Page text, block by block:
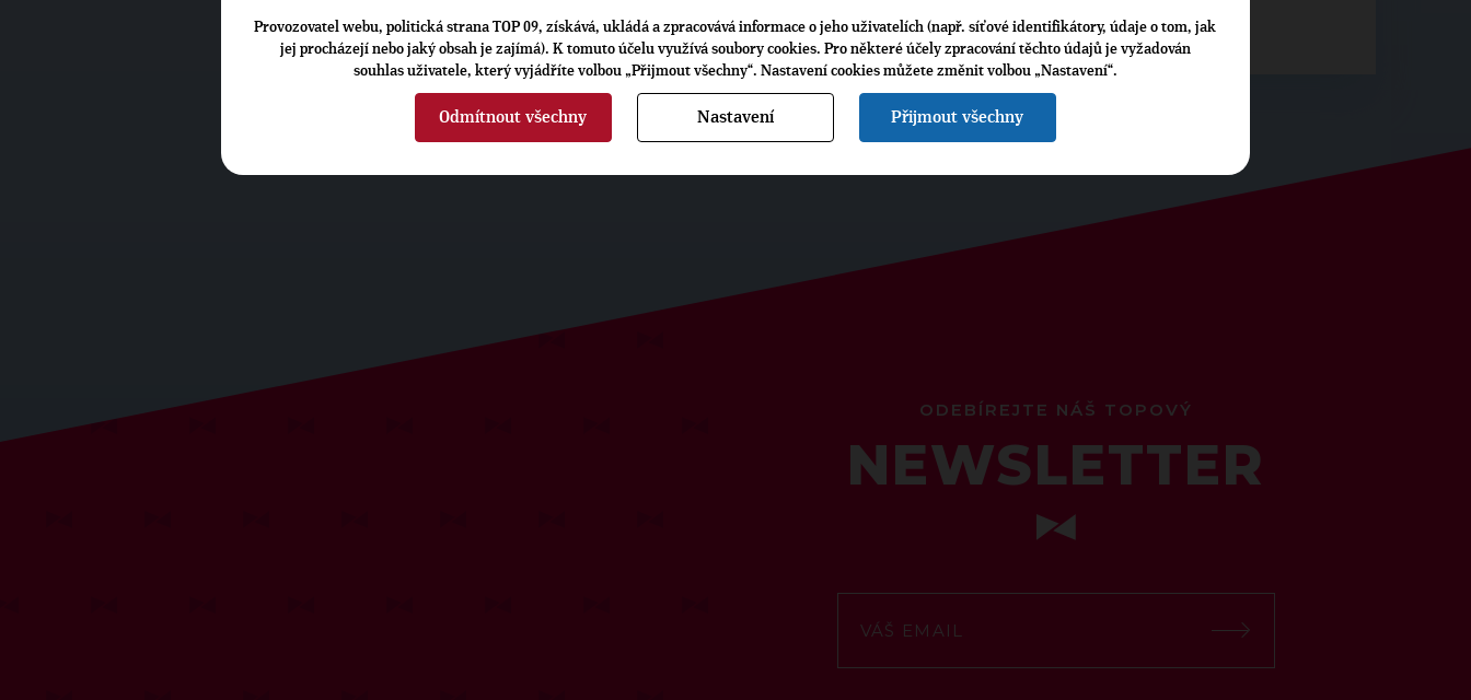
ODEBÍREJTE NÁŠ TOPOVÝ
NEWSLETTER
Provozovatel webu, politická strana TOP 09, získává, ukládá a zpracovává informace o jeho uživatelích (např. síťové identifikátory, údaje o tom, jak
jej procházejí nebo jaký obsah je zajímá). K tomuto účelu využívá soubory cookies. Pro některé účely zpracování těchto údajů je vyžadován
souhlas uživatele, který vyjádříte volbou „Přijmout všechny“. Nastavení cookies můžete změnit volbou „Nastavení“.
Odmítnout všechny Nastavení Přijmout všechny